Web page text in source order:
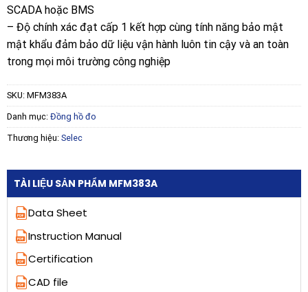
SCADA hoặc BMS
– Độ chính xác đạt cấp 1 kết hợp cùng tính năng bảo mật
mật khẩu đảm bảo dữ liệu vận hành luôn tin cậy và an toàn
trong mọi môi trường công nghiệp
SKU: MFM383A
Danh mục: Đồng hồ đo
Thương hiệu: Selec
TÀI LIỆU SẢN PHẨM MFM383A
Data Sheet
Instruction Manual
Certification
CAD file